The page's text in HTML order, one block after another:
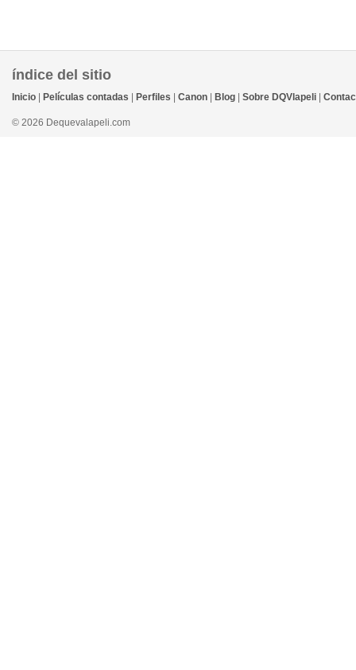
índice del sitio
Inicio Películas contadas Perfiles Canon Blog Sobre DQVlapeli
© 2026 Dequevalapeli.com